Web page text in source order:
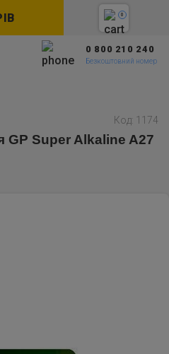
0
0 800 210 240
Безкоштовний номер
Код: 1174
GP Super Alkaline A27